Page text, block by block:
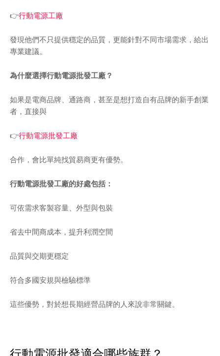
👉行動電源工廠
發現他們不只提供穩定的品質，更能針對不同市場需求，給出
專業建議。
為什麼選擇行動電源批發工廠？
如果是電商品牌、通路商，甚至是想打造自有品牌的新手創業
者，直接與
👉行動電源批發工廠
合作，會比單純找貿易商更有優勢。
行動電源批發工廠的好處包括：
可依需求客製容量、外型與包裝
省去中間商成本，提升利潤空間
品質與交期更穩定
符合多國安規與檢驗標準
這些優勢，對於想長期經營品牌的人來說非常關鍵。